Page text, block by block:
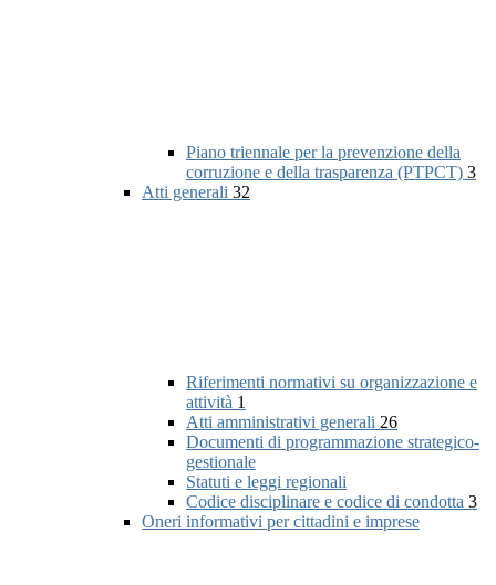
Piano triennale per la prevenzione della
corruzione e della trasparenza (PTPCT) 3
Atti generali 32
Riferimenti normativi su organizzazione e
attività 1
Atti amministrativi generali 26
Documenti di programmazione strategico-
gestionale
Statuti e leggi regionali
Codice disciplinare e codice di condotta 3
Oneri informativi per cittadini e imprese